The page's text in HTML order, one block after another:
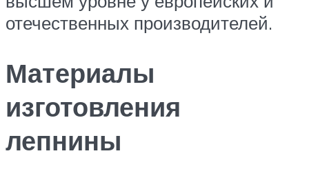
отечественных производителей.
Материалы
изготовления
лепнины